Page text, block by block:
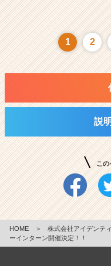
1 2
説
この
HOME ＞ 株式会社アイデンテ
ーインターン開催決定！！